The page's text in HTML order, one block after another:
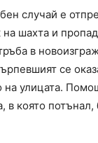
случай е
шахта и
в
се
на улицата.
в която потънал,